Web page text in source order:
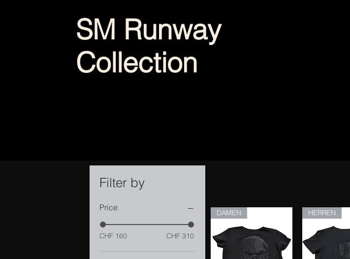
SM Runway
Collection
Filter by
Price
CHF 160 CHF 310
DAMEN HERREN